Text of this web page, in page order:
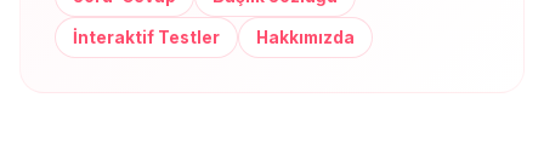
İnteraktif Testler Hakkımızda